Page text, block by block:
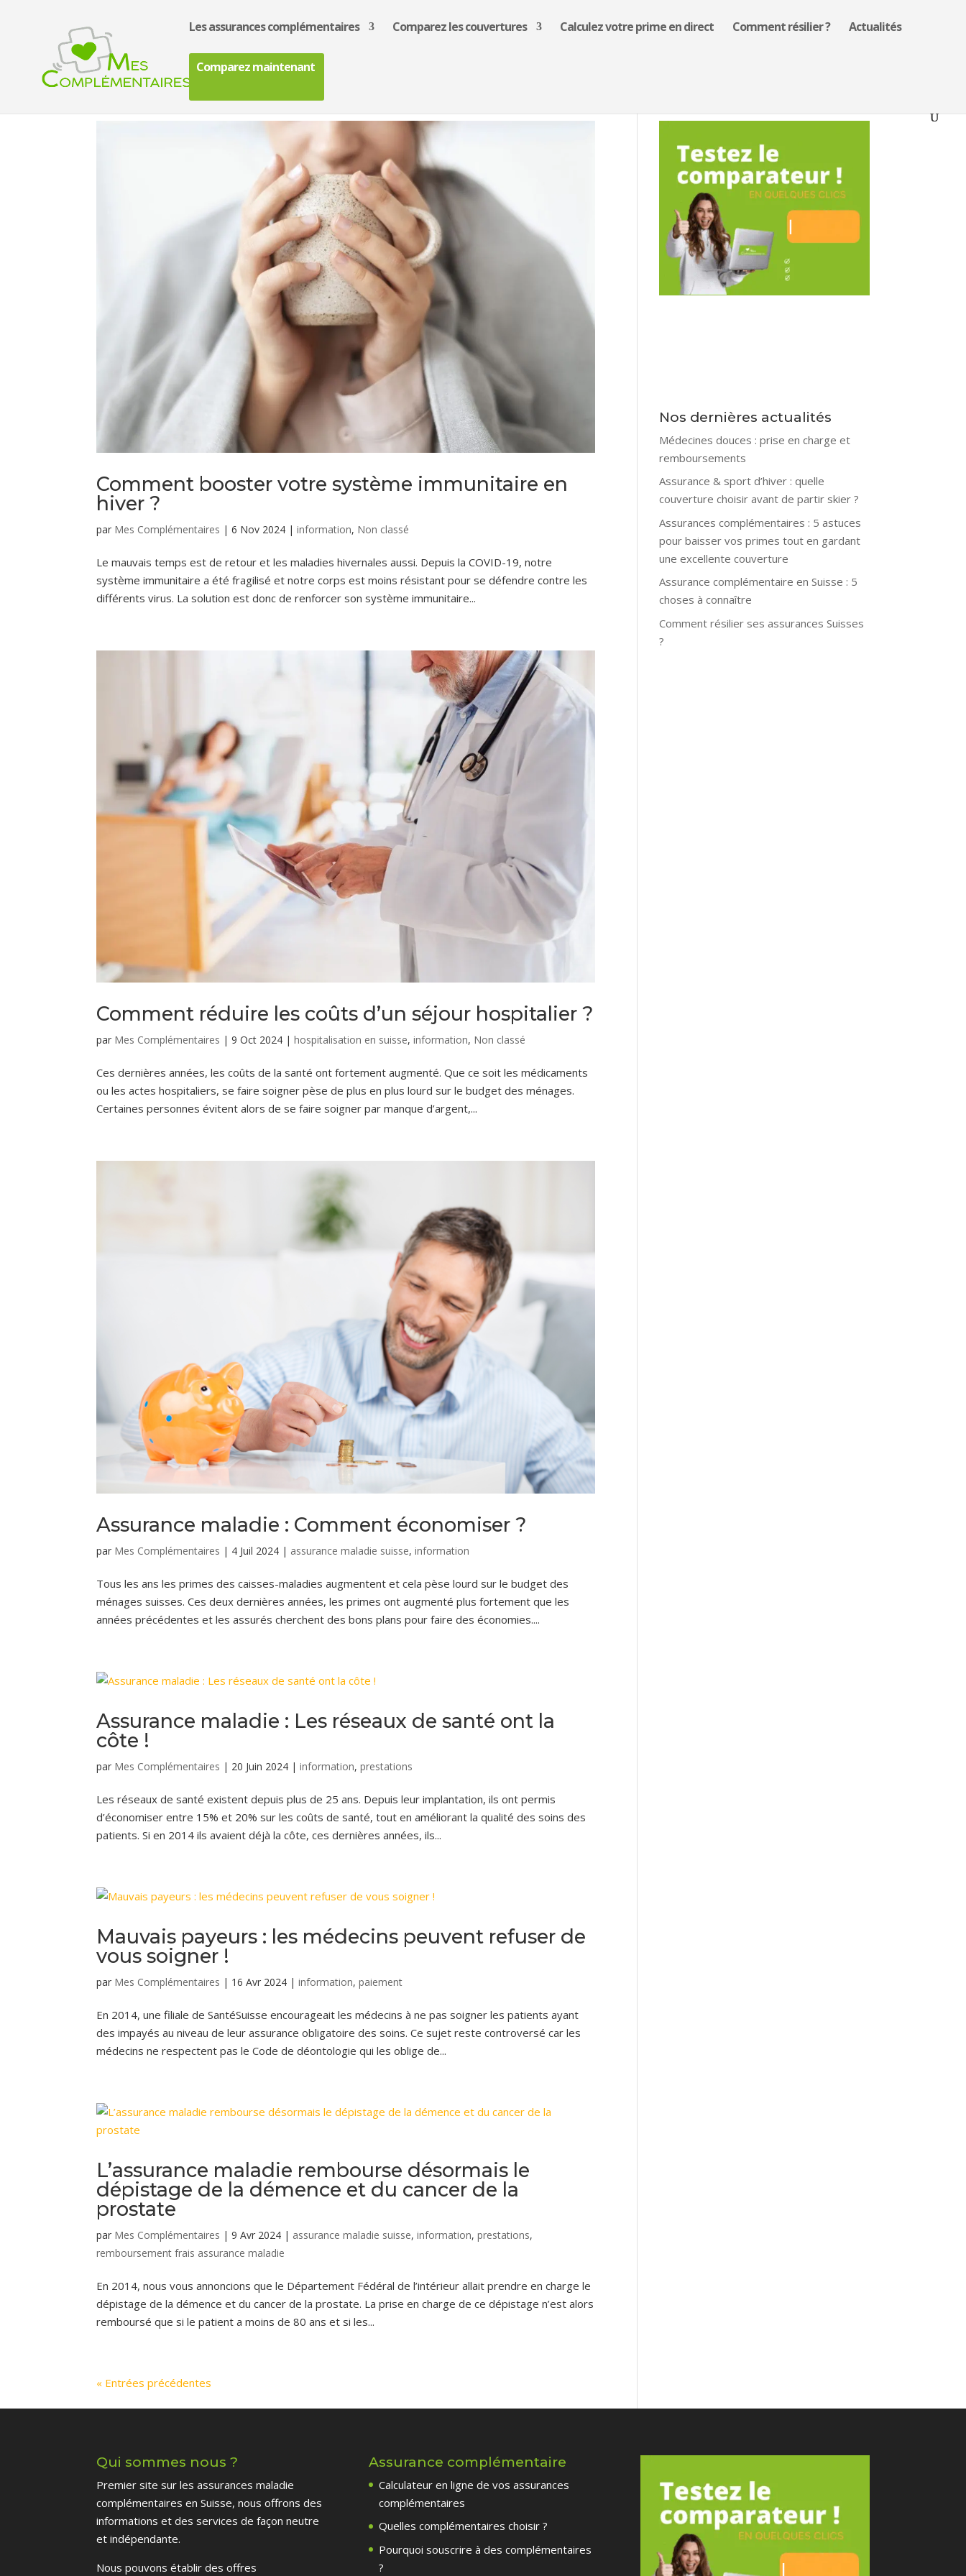
Les assurances complémentaires Comparez les couvertures Calculez votre prime en direct Comment résilier ? Actualités
Comparez maintenant
Comment booster votre système immunitaire en
hiver ?
par Mes Complémentaires |6 Nov 2024 |information, Non classé
Le mauvais temps est de retour et les maladies hivernales aussi. Depuis la COVID-19, notre
système immunitaire a été fragilisé et notre corps est moins résistant pour se défendre contre les
différents virus. La solution est donc de renforcer son système immunitaire...
Comment réduire les coûts d’un séjour hospitalier ?
par Mes Complémentaires |9 Oct 2024 |hospitalisation en suisse,information, Non classé
Ces dernières années, les coûts de la santé ont fortement augmenté. Que ce soit les médicaments
ou les actes hospitaliers, se faire soigner pèse de plus en plus lourd sur le budget des ménages.
Certaines personnes évitent alors de se faire soigner par manque d’argent,...
Assurance maladie : Comment économiser ?
par Mes Complémentaires | 4 Juil 2024 | assurance maladie suisse,information
Tous les ans les primes des caisses-maladies augmentent et cela pèse lourd sur le budget des
ménages suisses. Ces deux dernières années, les primes ont augmenté plus fortement que les
années précédentes et les assurés cherchent des bons plans pour faire des économies....
Assurance maladie : Les réseaux de santé ont la
côte !
par Mes Complémentaires | 20 Juin 2024 |information,prestations
Les réseaux de santé existent depuis plus de 25 ans. Depuis leur implantation, ils ont permis
d’économiser entre 15% et 20% sur les coûts de santé, tout en améliorant la qualité des soins des
patients. Si en 2014 ils avaient déjà la côte, ces dernières années, ils...
Mauvais payeurs : les médecins peuvent refuser de
vous soigner !
par Mes Complémentaires | 16 Avr 2024 |information,paiement
En 2014, une filiale de SantéSuisse encourageait les médecins à ne pas soigner les patients ayant
des impayés au niveau de leur assurance obligatoire des soins. Ce sujet reste controversé car les
médecins ne respectent pas le Code de déontologie qui les oblige de...
L’assurance maladie rembourse désormais le
dépistage de la démence et du cancer de la
prostate
par Mes Complémentaires |9 Avr 2024 | assurance maladie suisse,information,prestations,
remboursement frais assurance maladie
En 2014, nous vous annoncions que le Département Fédéral de l’intérieur allait prendre en charge le
dépistage de la démence et du cancer de la prostate. La prise en charge de ce dépistage n’est alors
remboursé que si le patient a moins de 80 ans et si les...
« Entrées précédentes
Nos dernières actualités
Médecines douces : prise en charge et
remboursements
Assurance & sport d’hiver : quelle
couverture choisir avant de partir skier ?
Assurances complémentaires : 5 astuces
pour baisser vos primes tout en gardant
une excellente couverture
Assurance complémentaire en Suisse : 5
choses à connaître
Comment résilier ses assurances Suisses
?
Qui sommes nous ?
Premier site sur les assurances maladie
complémentaires en Suisse, nous offrons des
informations et des services de façon neutre
et indépendante.
Nous pouvons établir des offres
Assurance complémentaire
Calculateur en ligne de vos assurances
complémentaires
Quelles complémentaires choisir ?
Pourquoi souscrire à des complémentaires
?